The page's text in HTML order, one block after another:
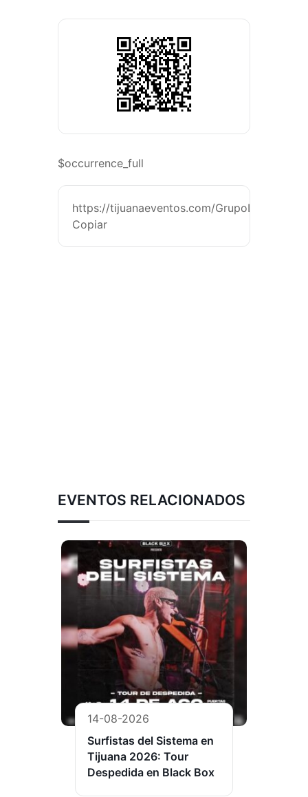
$occurrence_full
https://tijuanaeventos.com/GrupoLibraTj26
Copiar
EVENTOS RELACIONADOS
14-08-2026
Surfistas del Sistema en
Tijuana 2026: Tour
Despedida en Black Box